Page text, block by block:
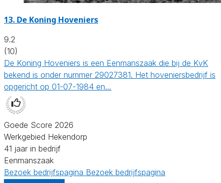
13. De Koning Hoveniers
9.2
(10)
De Koning Hoveniers is een Eenmanszaak die bij de KvK
bekend is onder nummer 29027381. Het hoveniersbedrijf is
opgericht op 01-07-1984 en…
Goede Score 2026
Werkgebied Hekendorp
41 jaar in bedrijf
Eenmanszaak
Bezoek bedrijfspagina Bezoek bedrijfspagina